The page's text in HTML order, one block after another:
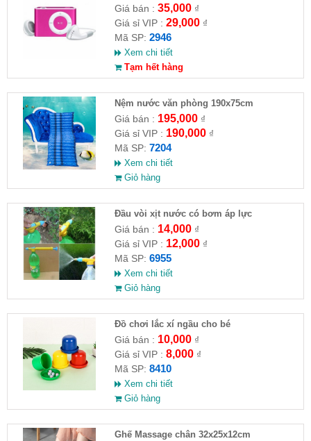
Giá bán : 35,000₫
Giá sỉ VIP : 29,000₫
Mã SP: 2946
Xem chi tiết
Tạm hết hàng
Nệm nước văn phòng 190x75cm
Giá bán : 195,000₫
Giá sỉ VIP : 190,000₫
Mã SP: 7204
Xem chi tiết
Giỏ hàng
Đầu vòi xịt nước có bơm áp lực
Giá bán : 14,000₫
Giá sỉ VIP : 12,000₫
Mã SP: 6955
Xem chi tiết
Giỏ hàng
Đồ chơi lắc xí ngầu cho bé
Giá bán : 10,000₫
Giá sỉ VIP : 8,000₫
Mã SP: 8410
Xem chi tiết
Giỏ hàng
Ghế Massage chân 32x25x12cm